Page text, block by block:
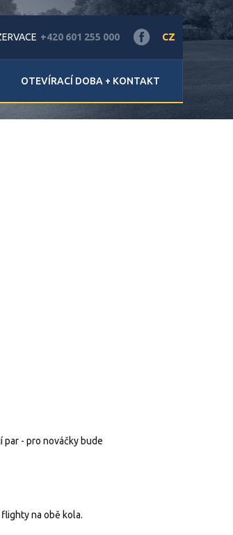
+420 601 255 000 CZ
OTEVÍRACÍ DOBA + KONTAKT
par - pro nováčky bude
na obě kola.